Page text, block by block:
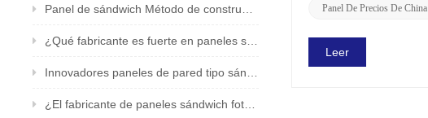
Panel De Precios De China
Leer
Panel de sándwich Método de construcción de pared exterior Lusen Factory presentado
¿Qué fabricante es fuerte en paneles sándwich fotovoltaicos? Productor confiable y seguro - LUSEN
Innovadores paneles de pared tipo sándwich fotovoltaicos de LUSEN (Xiamen) Co., Ltd.
¿El fabricante de paneles sándwich fotovoltaicos en China es bueno? Fabricante original LUSEN admite personalización